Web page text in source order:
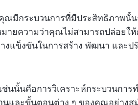
ณมีกระบวนการที่มีประสิทธิภาพนั้
มายความว่าคุณไม่สามารถปล่อยใ
งแข็งขันในการสร้าง พัฒนา และป
ช่นนั้นคือการวิเคราะห์กระบวนการ
นและขั้นตอนต่าง ๆ ของคุณอย่างส